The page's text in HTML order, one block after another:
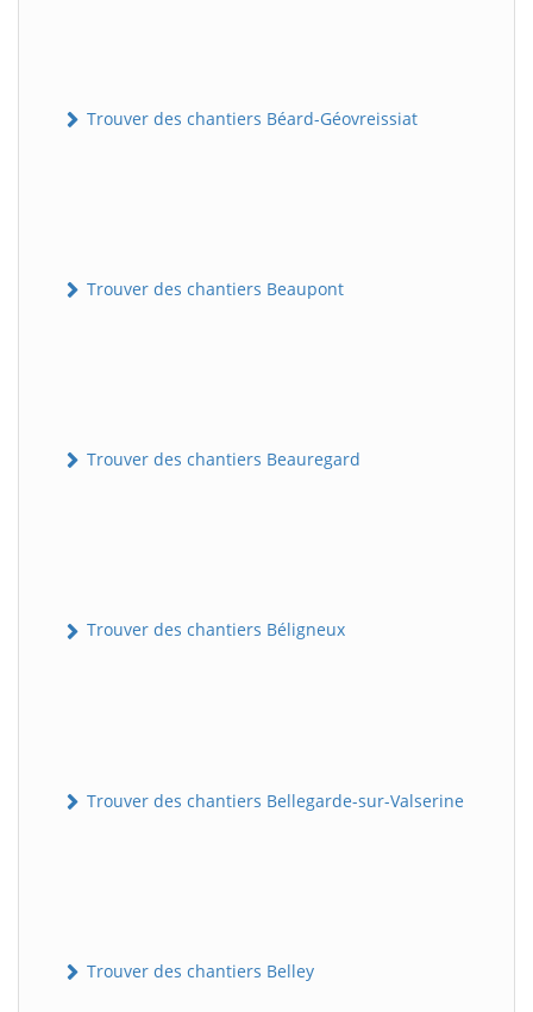
Trouver des chantiers Béard-Géovreissiat
Trouver des chantiers Beaupont
Trouver des chantiers Beauregard
Trouver des chantiers Béligneux
Trouver des chantiers Bellegarde-sur-Valserine
Trouver des chantiers Belley